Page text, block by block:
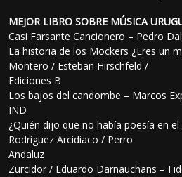
MEJOR LIBRO SOBRE MÚSICA
Casi Farsante Cancionero – Pedro
La historia de los Mockers ¿Eres un
Montero / Esteban Hirschfeld /
Ediciones B
Los bajos del candombe – Marcos
IND
¿Quién dijo que no había poesía en
Rodríguez Arcidiaco / Perro
Andaluz
Zurcidor / Eduardo Darnauchans –